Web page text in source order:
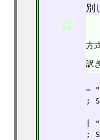
別
方
訳
=
;
|
;